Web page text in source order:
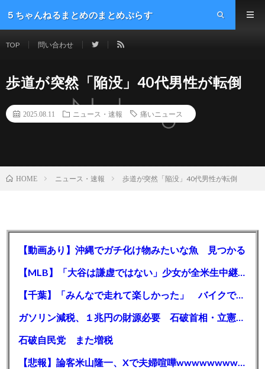
５ちゃんねるまとめのまとめぷらす
TOP 問い合わせ
歩道が突然「陥没」40代男性が転倒
2025.08.11 ニュース・速報 痛いニュース
HOME ニュース・速報 歩道が突然「陥没」40代男性が転倒
【動画あり】沖縄でガチ化け物みたいな魚 見つかる
【MLB】「大谷は謙虚ではない」少女が全米生中継で突然の大谷翔平批判 サイン無視された過去明かす
【千葉】「みんなで走れて楽しかった」 バイクでバースデー集団暴走 男女５７人を書類送検 SNSで参加者募る
ガソリン減税、１兆円の財源必要 石破首相・立憲野田氏「財源は死に物狂いで確保しなければならない」「本当に死に物狂いで」
石破自民党 また増税
【悲報】論客米山隆一、Xで夫婦喧嘩wwwwwwwwwwww